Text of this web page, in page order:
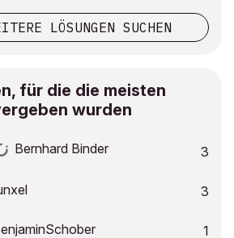
LÖSUNGEN SUCHEN
für die die meisten
wurden
Bernhard Binder 3
3
1